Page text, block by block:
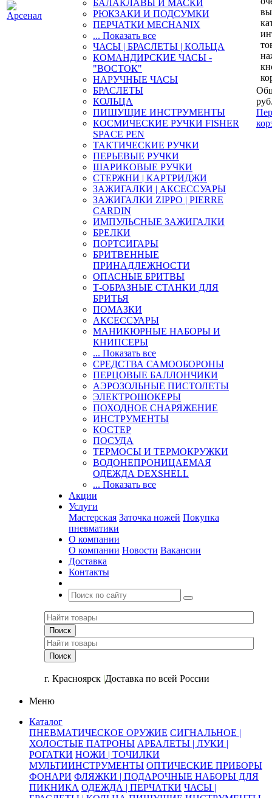
БАЛАКЛАВЫ И МАСКИ
РЮКЗАКИ И ПОДСУМКИ
ПЕРЧАТКИ MECHANIX
... Показать все
ЧАСЫ | БРАСЛЕТЫ | КОЛЬЦА
КОМАНДИРСКИЕ ЧАСЫ -
"ВОСТОК"
НАРУЧНЫЕ ЧАСЫ
БРАСЛЕТЫ
КОЛЬЦА
ПИШУЩИЕ ИНСТРУМЕНТЫ
КОСМИЧЕСКИЕ РУЧКИ FISHER
SPACE PEN
ТАКТИЧЕСКИЕ РУЧКИ
ПЕРЬЕВЫЕ РУЧКИ
ШАРИКОВЫЕ РУЧКИ
СТЕРЖНИ | КАРТРИДЖИ
ЗАЖИГАЛКИ | АКСЕССУАРЫ
ЗАЖИГАЛКИ ZIPPO | PIERRE
CARDIN
ИМПУЛЬСНЫЕ ЗАЖИГАЛКИ
БРЕЛКИ
ПОРТСИГАРЫ
БРИТВЕННЫЕ
ПРИНАДЛЕЖНОСТИ
ОПАСНЫЕ БРИТВЫ
Т-ОБРАЗНЫЕ СТАНКИ ДЛЯ
БРИТЬЯ
ПОМАЗКИ
АКСЕССУАРЫ
МАНИКЮРНЫЕ НАБОРЫ И
КНИПСЕРЫ
... Показать все
СРЕДСТВА САМООБОРОНЫ
ПЕРЦОВЫЕ БАЛЛОНЧИКИ
АЭРОЗОЛЬНЫЕ ПИСТОЛЕТЫ
ЭЛЕКТРОШОКЕРЫ
ПОХОДНОЕ СНАРЯЖЕНИЕ
ИНСТРУМЕНТЫ
КОСТЕР
ПОСУДА
ТЕРМОСЫ И ТЕРМОКРУЖКИ
ВОДОНЕПРОНИЦАЕМАЯ
ОДЕЖДА DEXSHELL
... Показать все
Акции
Услуги
Мастерская Заточка ножей Покупка
пневматики
О компании
О компании Новости Вакансии
Доставка
Контакты
г. Красноярск |Доставка по всей России
Меню
Каталог
ПНЕВМАТИЧЕСКОЕ ОРУЖИЕ СИГНАЛЬНОЕ |
ХОЛОСТЫЕ ПАТРОНЫ АРБАЛЕТЫ | ЛУКИ |
РОГАТКИ НОЖИ | ТОЧИЛКИ
МУЛЬТИИНСТРУМЕНТЫ ОПТИЧЕСКИЕ ПРИБОРЫ
ФОНАРИ ФЛЯЖКИ | ПОДАРОЧНЫЕ НАБОРЫ ДЛЯ
ПИКНИКА ОДЕЖДА | ПЕРЧАТКИ ЧАСЫ |